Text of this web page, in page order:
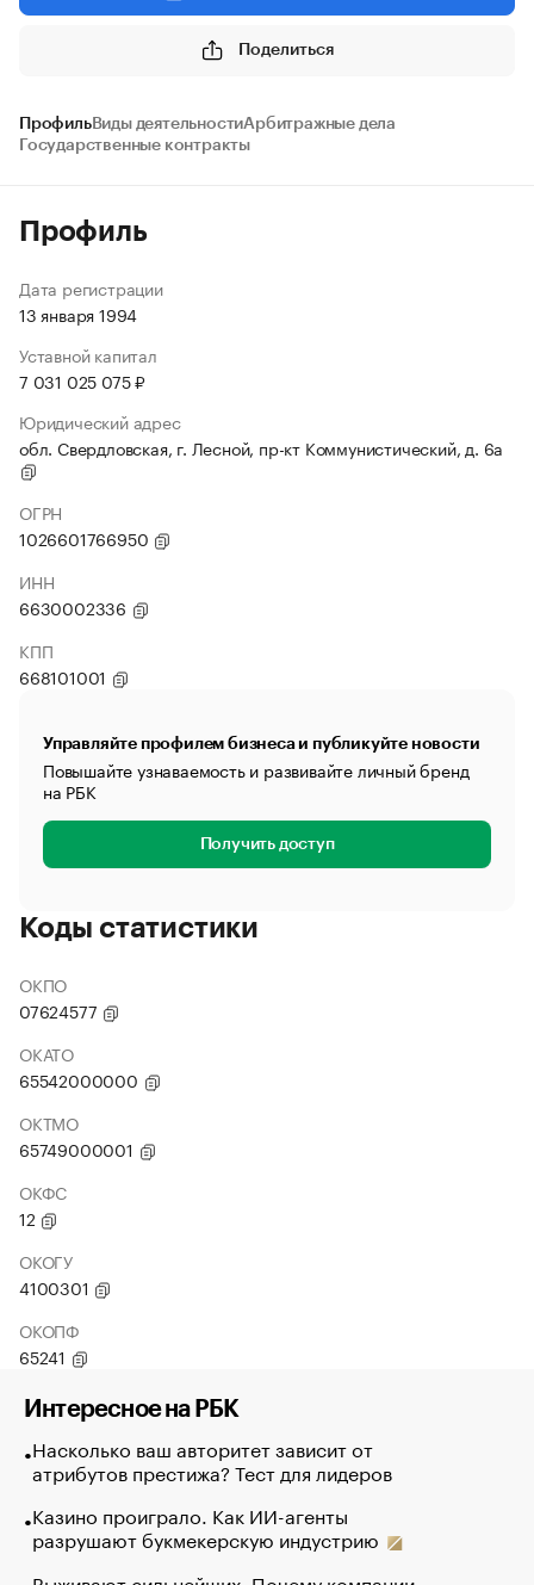
Поделиться
ПрофильВиды деятельностиАрбитражные дела
Государственные контракты
Профиль
Дата регистрации
13 января 1994
Уставной капитал
7 031 025 075 ₽
Юридический адрес
обл. Свердловская, г. Лесной, пр-кт Коммунистический, д. 6а
ОГРН
1026601766950
ИНН
6630002336
КПП
668101001
Управляйте профилем бизнеса и публикуйте новости
Повышайте узнаваемость и развивайте личный бренд
на РБК
Получить доступ
Коды статистики
ОКПО
07624577
ОКАТО
65542000000
ОКТМО
65749000001
ОКФС
12
ОКОГУ
4100301
ОКОПФ
65241
Интересное на РБК
Насколько ваш авторитет зависит от
атрибутов престижа? Тест для лидеров
Казино проиграло. Как ИИ-агенты
разрушают букмекерскую индустрию